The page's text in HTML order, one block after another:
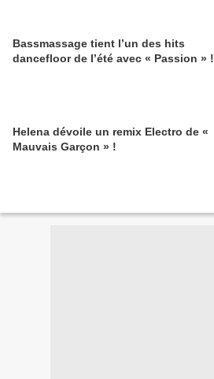
Bassmassage tient l’un des hits
dancefloor de l’été avec « Passion » !
Helena dévoile un remix Electro de «
Mauvais Garçon » !